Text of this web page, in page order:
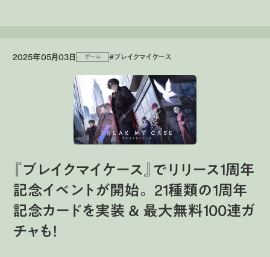
2025年05月03日 ゲーム #ブレイクマイケース
『ブレイクマイケース』でリリース1周年
記念イベントが開始。 21種類の1周年
記念カードを実装 ＆ 最大無料100連ガ
チャも！